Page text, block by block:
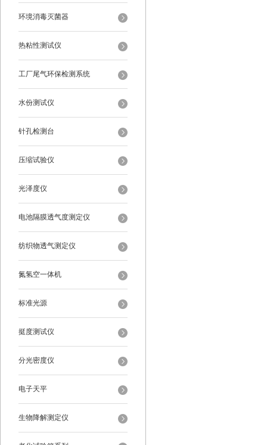
环境消毒灭菌器
热粘性测试仪
工厂尾气环保检测系统
水份测试仪
针孔检测台
压缩试验仪
光泽度仪
电池隔膜透气度测定仪
纺织物透气测定仪
氮氢空一体机
标准光源
挺度测试仪
分光密度仪
电子天平
生物降解测定仪